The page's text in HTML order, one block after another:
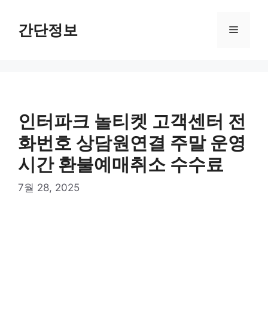
간단정보 메
인터파크 놀티켓 고객센터 전
화번호 상담원연결 주말 운영
시간 환불예매취소 수수료
7월 28, 2025